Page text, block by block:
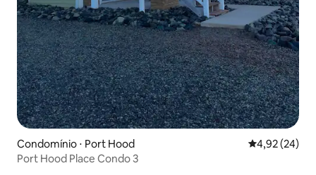
Condomínio ⋅ Port Hood 4,92 de uma
4,92 (24)
Port Hood Place Condo 3